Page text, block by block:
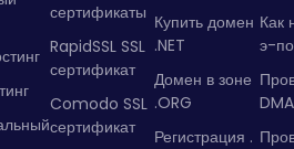
сертификаты
RapidSSL SSL
сертификат
Comodo SSL
сертификат
Купить домен
.NET
Домен в зоне
.ORG
Регистрация .
Как
э-